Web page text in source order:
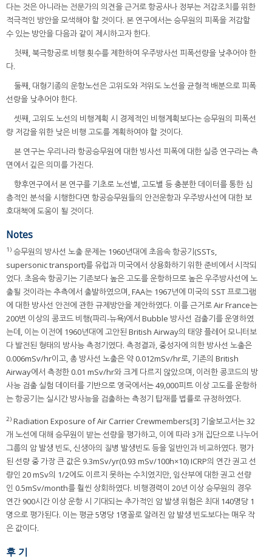
다는 것은 아니라는 전문가의 의견을 근거로 항공사나 정부는 저감조치를 위한
적극적인 방안을 모색해야 할 것이다. 본 연구에서는 승무원의 피폭을 저감할
수 있는 방안을 다음과 같이 제시하고자 한다.
첫째, 북극항공로 비행 횟수를 제한하여 우주방사선 피폭선량을 낮추어야 한
다.
둘째, 대형기종의 운항노선은 고위도와 저위도 노선을 균형적 배분으로 피폭
선량을 낮추어야 한다.
셋째, 고위도 노선의 비행계획 시 경제적인 비행계획보다는 승무원의 피폭선
량 저감을 위한 낮은 비행 고도를 계획하여야 할 것이다.
본 연구는 우리나라 항공승무원에 대한 빙사선 피폭에 대한 실증 연구라는 측
면에서 깊은 의미를 가진다.
향후연구에서 본 연구를 기초로 노선별, 고도별 등 충분한 데이터를 통한 심
층적인 분석을 시행한다면 항공승무원들의 안전운항과 우주방사선에 대한 보
호대책에 도움이 될 것이다.
Notes
1) 승무원의 방사선 노출 문제는 1960년대에 초음속 항공기(SSTs,
supersonic transport)를 유럽과 미국에서 상용화하기 위한 준비에서 시작되
었다. 초음속 항공기는 기존보다 높은 고도를 운항하므로 높은 우주방사선에 노
출될 것이라는 추측에서 출발하였으며, FAA는 1967년에 미국의 SST 프로그램
에 대한 방사선 안전에 관한 규제방안을 제안하였다. 이를 근거로 Air France는
200번 이상의 콩코드 비행(파리-뉴욕)에서 Bubble 방사선 검출기를 운영하였
는데, 이는 이전에 1960년대에 고안된 British Airway의 태양 플레어 모니터보
다 발전된 형태의 방사능 측정기였다. 측정결과, 중성자에 의한 방사선 노출은
0.006mSv/hr이고, 총 방사선 노출은 약 0.012mSv/hr로, 기존의 British
Airway에서 측정한 0.01 mSv/hr와 크게 다르지 않았으며, 이러한 콩코드의 방
사능 검출 실험 데이터를 기반으로 영국에서는 49,000피트 이상 고도를 운항하
는 항공기는 실시간 방사능을 검출하는 측정기 탑재를 법률로 규정하였다.
2) Radiation Exposure of Air Carrier Crewmembers[3] 기술보고서는 32
개 노선에 대해 승무원이 받는 선량을 평가하고, 이에 따라 3개 집단으로 나누어
그룹의 암 발생 빈도, 신생아의 질병 발생빈도 등을 일반인과 비교하였다. 평가
된 선량 중 가장 큰 값은 9.3mSv/yr(0.93 mSv/100h×10) ICRP의 연간 권고 선
량인 20 mSv의 1/2에도 이르지 못하는 수치였지만, 임산부에 대한 권고 선량
인 0.5mSv/month를 훨씬 상회하였다. 비행경력이 20년 이상 승무원의 경우
연간 900시간 이상 운항 시 기대되는 추가적인 암 발생 위험은 최대 140명당 1
명으로 평가된다. 이는 평균 5명당 1명꼴로 알려진 암 발생 빈도보다는 매우 작
은 값이다.
후 기